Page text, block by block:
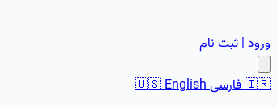
ورود | ثبت نام
🇮🇷فارسی 🇺🇸English